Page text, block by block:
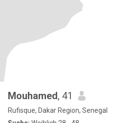
Mouhamed, 41
Rufisque, Dakar Region, Senegal